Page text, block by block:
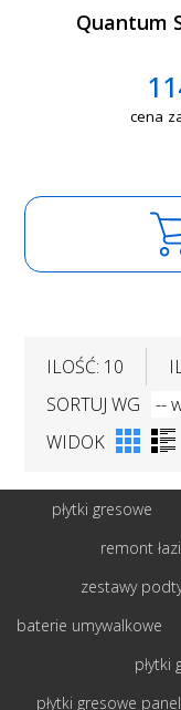
Quantum
cena
ILOŚĆ: 10
SORTUJ WG
WIDOK
płytki gresowe
remont
zestawy
baterie umywalkowe
płytki gresowe